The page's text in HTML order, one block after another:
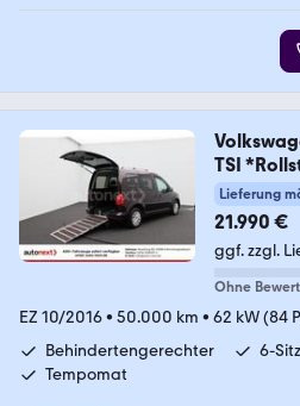
TSI
Lieferung
21.990 €
ggf. zzgl.
Ohne
EZ 10/2016• 50.000 km • 62 kW (84
Behindertengerechter
6-
Tempomat